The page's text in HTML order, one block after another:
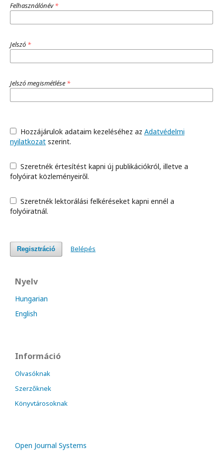
Felhasználónév*
Jelszó *
Jelszó megismétlése *
Hozzájárulok adataim kezeléséhez az Adatvédelmi
nyilatkozat szerint.
folyóirat közleményeiről.
folyóiratnál.
Regisztráció Belépés
Nyelv
Hungarian
English
Információ
Olvasóknak
Szerzőknek
Könyvtárosoknak
Open Journal Systems